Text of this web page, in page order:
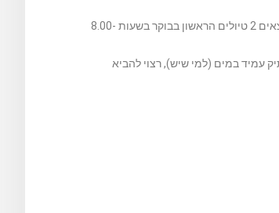
טיולי הקייאקים של עופר יוצאים בכל יום בין רביעי אחר הצהריים ועד לראשון בבוקר. בכל יום יוצאים 2 טיולים הראשון בבוקר בשעות 8.00-
או תיק עמיד במים (למי שיש), רצוי להביא